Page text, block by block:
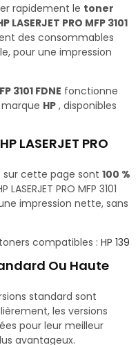
rapidement le toner
PRO MFP 3101
des consommables
pour une impression
3101 FDNE fonctionne
HP , disponibles
LASERJET PRO
sur cette page sont 100 %
PRO MFP 3101
impression nette, sans
compatibles : HP 139
Ou Haute
standard sont
les versions
pour leur meilleur
avantageux.